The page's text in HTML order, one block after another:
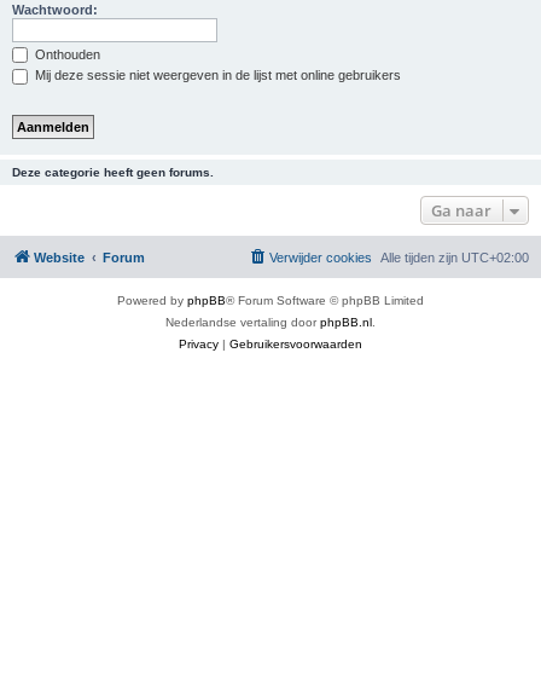
Wachtwoord:
Onthouden
Mij deze sessie niet weergeven in de lijst met online gebruikers
Deze categorie heeft geen forums.
Ga naar
Website Forum Alle tijden zijn UTC+02:00
Verwijder cookies
Powered by phpBB® Forum Software © phpBB Limited
Nederlandse vertaling doorphpBB.nl
Privacy | Gebruikersvoorwaarden